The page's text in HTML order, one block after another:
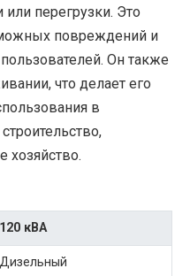
перегрузки. Это
повреждений и
Он также
что делает его
в
хозяйство.
120 кВА
Дизельный